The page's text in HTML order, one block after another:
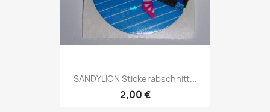
SANDYLION Stickerabschnitt...
2,00 €